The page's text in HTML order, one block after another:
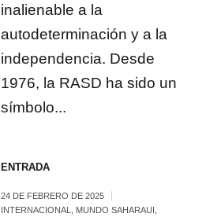
inalienable a la
autodeterminación y a la
independencia. Desde
1976, la RASD ha sido un
símbolo...
ENTRADA
24 DE FEBRERO DE 2025
INTERNACIONAL
MUNDO SAHARAUI